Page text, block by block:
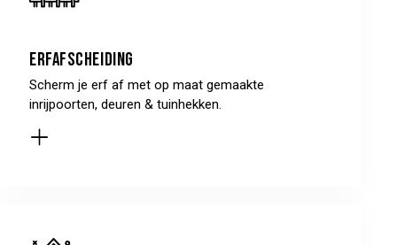
Erfafscheiding
Scherm je erf af met op maat gemaakte
inrijpoorten, deuren & tuinhekken.